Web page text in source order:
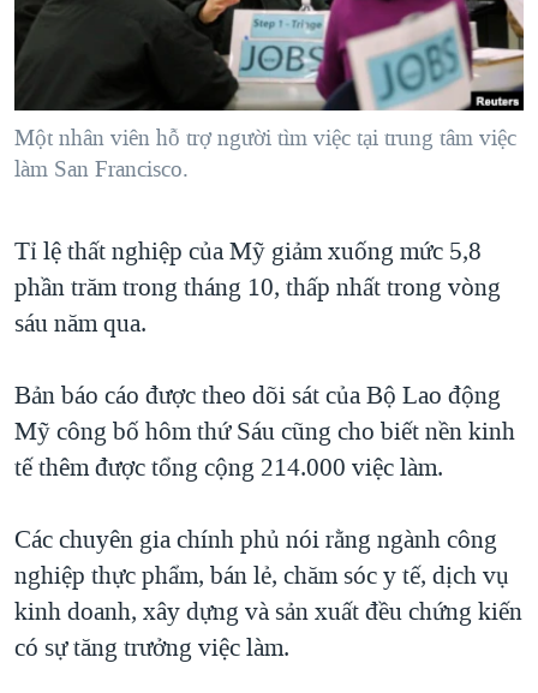
"Tìm"
NGƯỜI VIỆT HẢI NGOẠI
ĐỜI SỐNG
KINH TẾ
VĂN HOÁ
THỂ THAO
GIÁO DỤC
TẠI
HÀNH TRÌNH BẦU CỬ 2024
MỘT NĂM CHIẾN TRANH TẠI DẢI GAZA
GIẢI MÃ VÀNH ĐAI & CON ĐƯỜNG
NGÀY TỊ NẠN THẾ GIỚI
GROUND ZERO – XƯA VÀ NAY
THƯỢNG ĐỈNH TRUMP-KIM TẠI VIỆT NAM
TRỊNH VĨNH BÌNH VS. CHÍNH PHỦ VIỆT NAM
NGƯ DÂN VIỆT VÀ LÀN SÓNG TRỘM HẢI SÂM
BÊN KIA QUỐC LỘ: TIẾNG VỌNG TỪ NÔNG THÔN MỸ
QUAN HỆ VIỆT MỸ
VIDEO
MẠNG XÃ HỘI
Ngôn ngữ khác
Một nhân viên hỗ trợ người tìm việc tại trung tâm việc
làm San Francisco.
Tỉ lệ thất nghiệp của Mỹ giảm xuống mức 5,8
phần trăm trong tháng 10, thấp nhất trong vòng
sáu năm qua.
Bản báo cáo được theo dõi sát của Bộ Lao động
Mỹ công bố hôm thứ Sáu cũng cho biết nền kinh
tế thêm được tổng cộng 214.000 việc làm.
Các chuyên gia chính phủ nói rằng ngành công
nghiệp thực phẩm, bán lẻ, chăm sóc y tế, dịch vụ
kinh doanh, xây dựng và sản xuất đều chứng kiến
có sự tăng trưởng việc làm.